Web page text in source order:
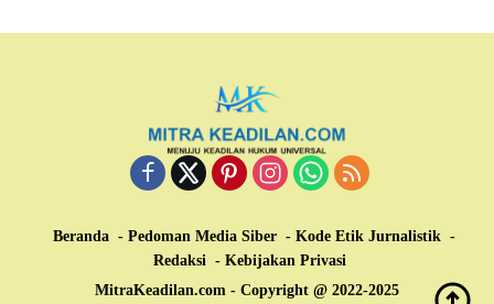
Beranda Pedoman Media Siber
Kode Etik Jurnalistik
Redaksi
Kebijakan Privasi
MitraKeadilan.com - Copyright @ 2022-2025